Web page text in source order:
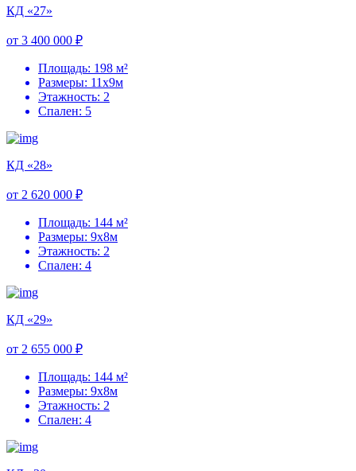
КД «27»
от 3 400 000 ₽
Площадь: 198 м²
Размеры: 11х9м
Этажность: 2
Спален: 5
КД «28»
от 2 620 000 ₽
Площадь: 144 м²
Размеры: 9х8м
Этажность: 2
Спален: 4
КД «29»
от 2 655 000 ₽
Площадь: 144 м²
Размеры: 9х8м
Этажность: 2
Спален: 4